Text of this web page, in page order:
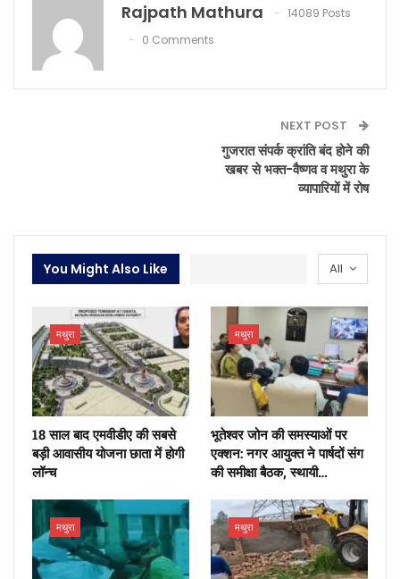
Rajpath Mathura
14089 Posts
0 Comments
NEXT POST
गुजरात संपर्क क्रांति बंद होने की
खबर से भक्त-वैष्णव व मथुरा के
व्यापारियों में रोष
All
You Might Also Like
मथुरा
18 साल बाद एमवीडीए की सबसे
बड़ी आवासीय योजना छाता में होगी
लॉन्च
मथुरा
भूतेश्वर जोन की समस्याओं पर
एक्शन: नगर आयुक्त ने पार्षदों संग
की समीक्षा बैठक, स्थायी…
मथुरा मथुरा